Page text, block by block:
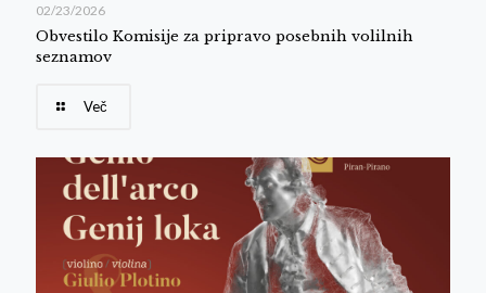
02/23/2026
Obvestilo Komisije za pripravo posebnih volilnih
seznamov
Več